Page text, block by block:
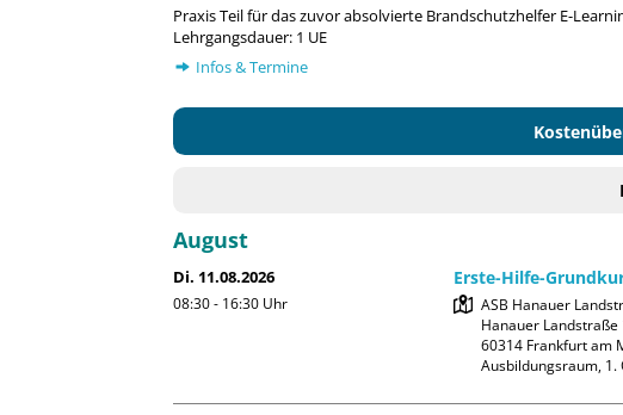
Praxis Teil für das zuvor absolvierte Brandschutzhelfer E-
Lehrgangsdauer: 1 UE
Infos & Termine
August
Di. 11.08.2026
08:30 - 16:30 Uhr
Erste-Hilfe-
ASB Hanauer
Hanauer Landstraße
60314 Frankfurt am
Ausbildungsraum, 1.